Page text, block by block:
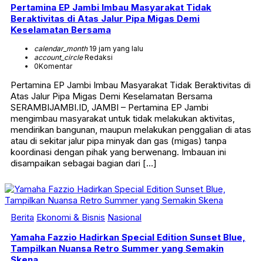
Pertamina EP Jambi Imbau Masyarakat Tidak
Beraktivitas di Atas Jalur Pipa Migas Demi
Keselamatan Bersama
calendar_month19 jam yang lalu
account_circleRedaksi
0Komentar
Pertamina EP Jambi Imbau Masyarakat Tidak Beraktivitas di
Atas Jalur Pipa Migas Demi Keselamatan Bersama
SERAMBIJAMBI.ID, JAMBI – Pertamina EP Jambi
mengimbau masyarakat untuk tidak melakukan aktivitas,
mendirikan bangunan, maupun melakukan penggalian di atas
atau di sekitar jalur pipa minyak dan gas (migas) tanpa
koordinasi dengan pihak yang berwenang. Imbauan ini
disampaikan sebagai bagian dari […]
Berita Ekonomi & Bisnis Nasional
Yamaha Fazzio Hadirkan Special Edition Sunset Blue,
Tampilkan Nuansa Retro Summer yang Semakin